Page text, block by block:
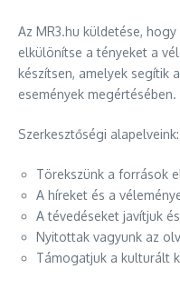
Az MR3.hu küldetése,
elkülönítse a tényeket a
készítsen, amelyek segítik
események megértésében.
Szerkesztőségi alapelveink:
Törekszünk a források
A híreket és a
A tévedéseket javítjuk
Nyitottak vagyunk az
Támogatjuk a kulturált